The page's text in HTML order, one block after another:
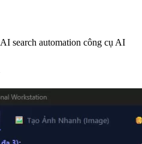
AI search automation công cụ AI